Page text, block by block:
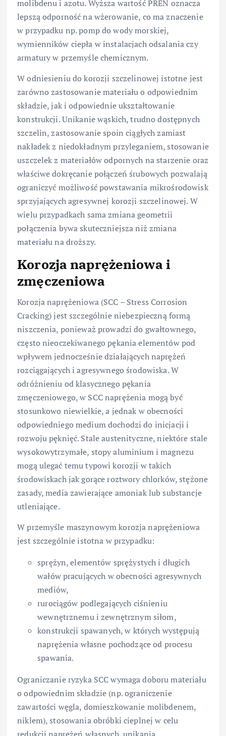
molibdenu i azotu. Wyższa wartość PREN oznacza
lepszą odporność na wżerowanie, co ma znaczenie
w przypadku np. pomp do wody morskiej,
wymienników ciepła w instalacjach odsalania czy
armatury w przemyśle chemicznym.
W odniesieniu do korozji szczelinowej istotne jest
zarówno zastosowanie materiału o odpowiednim
składzie, jak i odpowiednie ukształtowanie
konstrukcji. Unikanie wąskich, trudno dostępnych
szczelin, zastosowanie spoin ciągłych zamiast
nakładek z niedokładnym przyleganiem, stosowanie
uszczelek z materiałów odpornych na starzenie oraz
właściwe dokręcanie połączeń śrubowych pozwalają
ograniczyć możliwość powstawania mikrośrodowisk
sprzyjających agresywnej korozji szczelinowej. W
wielu przypadkach sama zmiana geometrii
połączenia bywa skuteczniejsza niż zmiana
materiału na droższy.
Korozja naprężeniowa i
zmęczeniowa
Korozja naprężeniowa (SCC – Stress Corrosion
Cracking) jest szczególnie niebezpieczną formą
niszczenia, ponieważ prowadzi do gwałtownego,
często nieoczekiwanego pękania elementów pod
wpływem jednocześnie działających naprężeń
rozciągających i agresywnego środowiska. W
odróżnieniu od klasycznego pękania
zmęczeniowego, w SCC naprężenia mogą być
stosunkowo niewielkie, a jednak w obecności
odpowiedniego medium dochodzi do inicjacji i
rozwoju pęknięć. Stale austenityczne, niektóre stale
wysokowytrzymałe, stopy aluminium i magnezu
mogą ulegać temu typowi korozji w takich
środowiskach jak gorące roztwory chlorków, stężone
zasady, media zawierające amoniak lub substancje
utleniające.
W przemyśle maszynowym korozja naprężeniowa
jest szczególnie istotna w przypadku:
sprężyn, elementów sprężystych i długich
wałów pracujących w obecności agresywnych
mediów,
rurociągów podlegających ciśnieniu
wewnętrznemu i zewnętrznym siłom,
konstrukcji spawanych, w których występują
naprężenia własne pochodzące od procesu
spawania.
Ograniczanie ryzyka SCC wymaga doboru materiału
o odpowiednim składzie (np. ograniczenie
zawartości węgla, domieszkowanie molibdenem,
niklem), stosowania obróbki cieplnej w celu